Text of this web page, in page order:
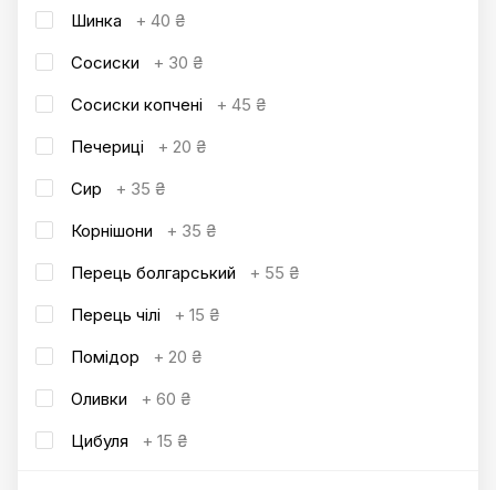
Шинка
+ 40 ₴
Сосиски
+ 30 ₴
Сосиски копчені
+ 45 ₴
Печериці
+ 20 ₴
Сир
+ 35 ₴
Корнішони
+ 35 ₴
Перець болгарський
+ 55 ₴
Перець чілі
+ 15 ₴
Помідор
+ 20 ₴
Оливки
+ 60 ₴
Цибуля
+ 15 ₴